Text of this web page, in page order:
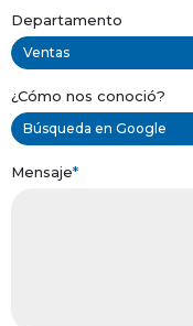
Departamento
Ventas
¿Cómo nos conoció?
Búsqueda en Google
Mensaje*